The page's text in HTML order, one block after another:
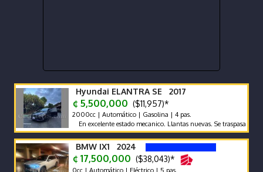
Hyundai ELANTRA SE 2017
¢ 5,500,000 ($11,957)*
2000cc | Automático | Gasolina | 4 pas.
En excelente estado mecanico. Llantas nuevas. Se traspasa deuda de
BMW IX1 2024
¢ 17,500,000 ($38,043)*
0cc | Automático | Eléctrico | 5 pas.